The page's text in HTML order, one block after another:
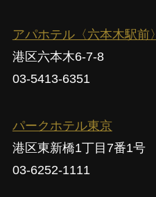
アパホテル〈六本木駅前〉
港区六本木6-7-8
03-5413-6351
パークホテル東京
港区東新橋1丁目7番1号
03-6252-1111